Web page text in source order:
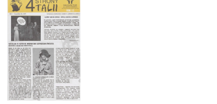
4 Strony Talii : dzienniczek pisany i
redagowany nocą a więc poniekąd
nocniczek festiwalowy. [R. 7], 2009, nr 3
4 Strony Talii : dzienniczek pisany i
redagowany nocą a więc poniekąd
nocniczek festiwalowy. [R. 7], 2009, nr 4
4 Strony Talii : dzienniczek pisany i
redagowany nocą a więc poniekąd